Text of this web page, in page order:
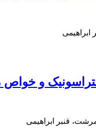
ابراهیمی
و خواص
قنبر ابراهیمی